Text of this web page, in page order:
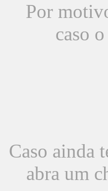
Por
caso
Caso ainda
abra um